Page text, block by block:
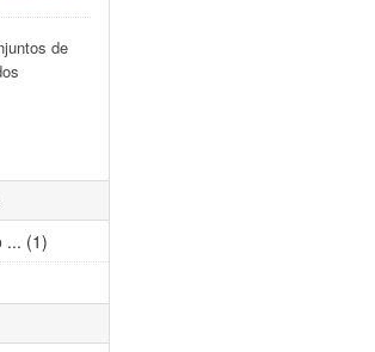
de
... (1)